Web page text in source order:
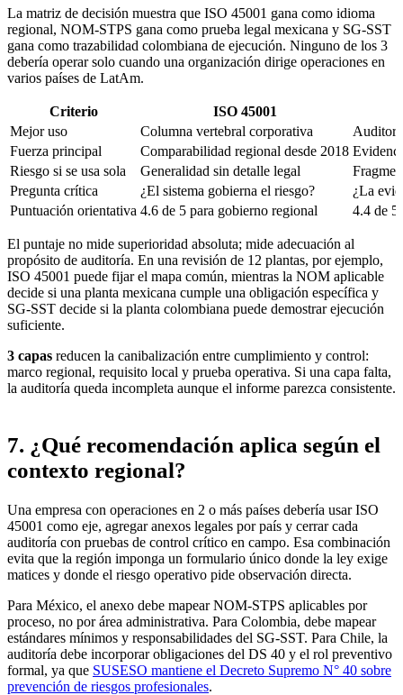
La matriz de decisión muestra que ISO 45001 gana como idioma
regional, NOM-STPS gana como prueba legal mexicana y SG-SST
gana como trazabilidad colombiana de ejecución. Ninguno de los 3
debería operar solo cuando una organización dirige operaciones en
varios países de LatAm.
Criterio
ISO 45001
Mejor uso
Columna vertebral corporativa
Fuerza principal
Comparabilidad regional desde 2018
Riesgo si se usa sola
Generalidad sin detalle legal
Pregunta crítica
¿El sistema gobierna el riesgo?
¿La
Puntuación orientativa 4.6 de 5 para gobierno regional 4.4 de 5
El puntaje no mide superioridad absoluta; mide adecuación al
propósito de auditoría. En una revisión de 12 plantas, por ejemplo,
ISO 45001 puede fijar el mapa común, mientras la NOM aplicable
decide si una planta mexicana cumple una obligación específica y
SG-SST decide si la planta colombiana puede demostrar ejecución
suficiente.
3 capas reducen la canibalización entre cumplimiento y control:
marco regional, requisito local y prueba operativa. Si una capa falta,
la auditoría queda incompleta aunque el informe parezca consistente.
7. ¿Qué recomendación aplica según el
contexto regional?
Una empresa con operaciones en 2 o más países debería usar ISO
45001 como eje, agregar anexos legales por país y cerrar cada
auditoría con pruebas de control crítico en campo. Esa combinación
evita que la región imponga un formulario único donde la ley exige
matices y donde el riesgo operativo pide observación directa.
Para México, el anexo debe mapear NOM-STPS aplicables por
proceso, no por área administrativa. Para Colombia, debe mapear
estándares mínimos y responsabilidades del SG-SST. Para Chile, la
auditoría debe incorporar obligaciones del DS 40 y el rol preventivo
formal, ya que SUSESO mantiene el Decreto Supremo N° 40 sobre
prevención de riesgos profesionales.